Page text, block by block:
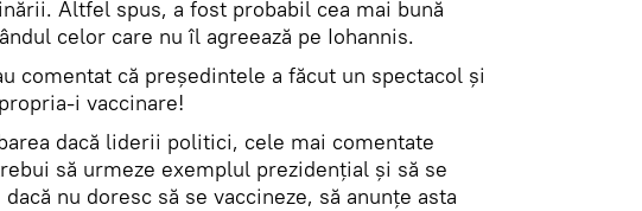
Altfel spus, a fost probabil cea mai bună
celor care nu îl agreează pe Iohannis.
comentat că președintele a făcut un spectacol și
i vaccinare!
dacă liderii politici, cele mai comentate
să urmeze exemplul prezidențial și să se
nu doresc să se vaccineze, să anunțe asta